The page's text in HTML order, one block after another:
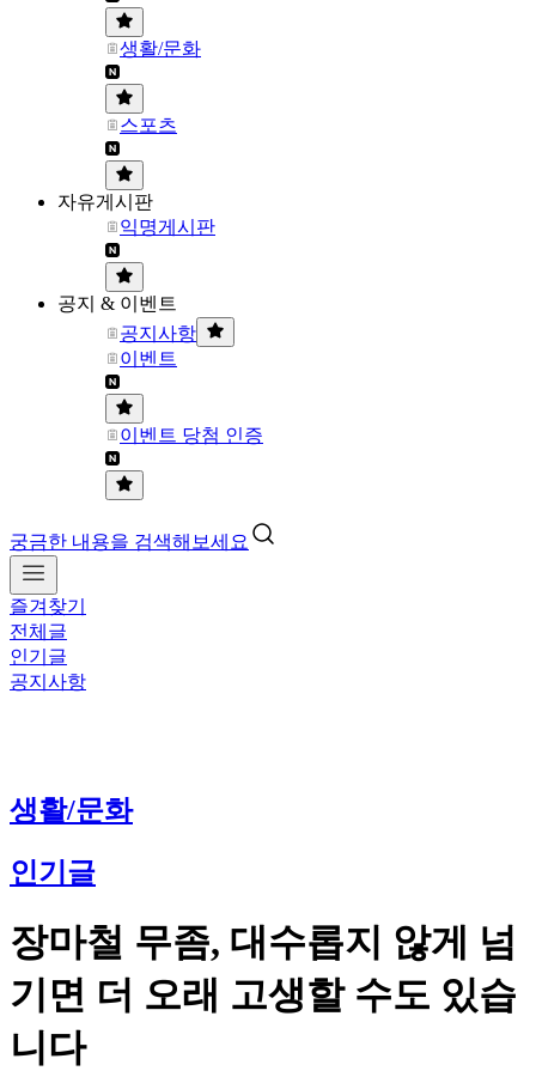
생활/문화
스포츠
자유게시판
익명게시판
공지 & 이벤트
공지사항
이벤트
이벤트 당첨 인증
궁금한 내용을 검색해보세요
즐겨찾기
전체글
인기글
공지사항
생활/문화
인기글
장마철 무좀, 대수롭지 않게 넘
기면 더 오래 고생할 수도 있습
니다